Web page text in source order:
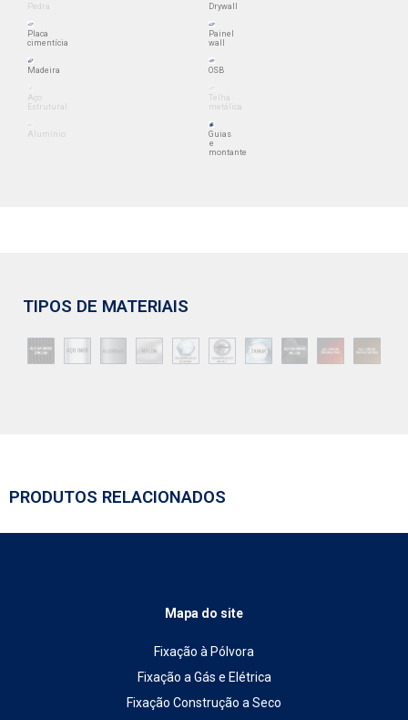
Pedra Drywall
Placa
cimentícia
Painel
wall
Madeira OSB
Aço
Estrutural
Telha
metálica
Alumínio
Guias
e
montante
TIPOS DE MATERIAIS
PRODUTOS RELACIONADOS
Mapa do site
Fixação à Pólvora
Fixação a Gás e Elétrica
Fixação Construção a Seco